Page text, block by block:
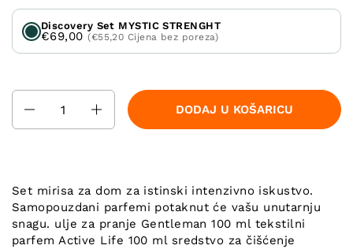
Discovery Set MYSTIC STRENGHT
€69,00(€55,20 Cijena bez poreza)
DODAJ U KOŠARICU
Set mirisa za dom za istinski intenzivno iskustvo.
Samopouzdani parfemi potaknut će vašu unutarnju
snagu. ulje za pranje Gentleman 100 ml tekstilni
parfem Active Life 100 ml sredstvo za čišćenje